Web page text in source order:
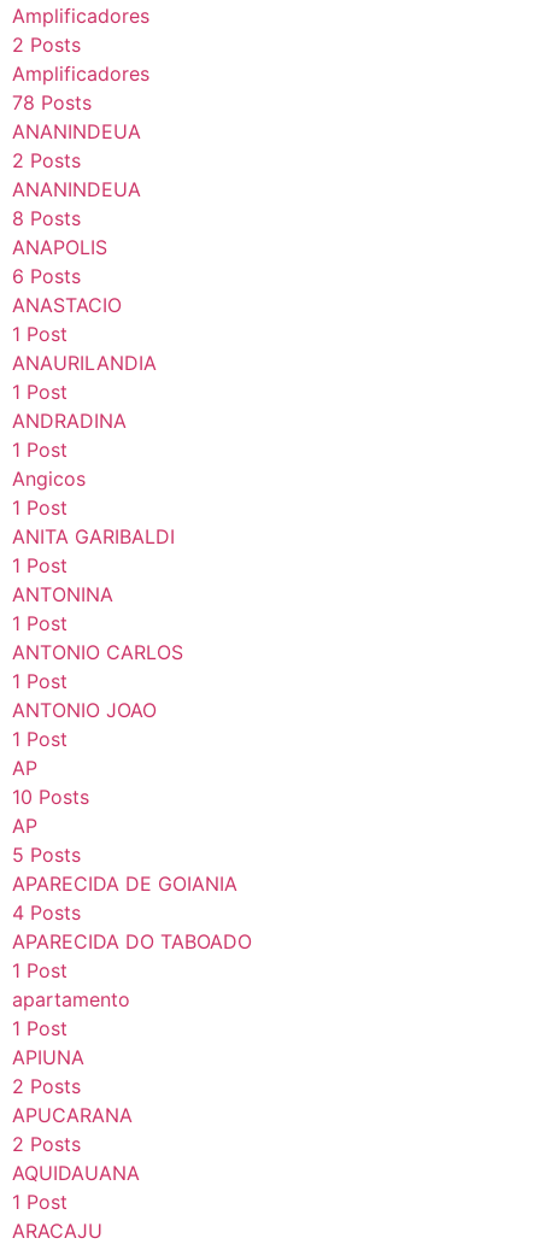
Amplificadores
2 Posts
Amplificadores
78 Posts
ANANINDEUA
2 Posts
ANANINDEUA
8 Posts
ANAPOLIS
6 Posts
ANASTACIO
1 Post
ANAURILANDIA
1 Post
ANDRADINA
1 Post
Angicos
1 Post
ANITA GARIBALDI
1 Post
ANTONINA
1 Post
ANTONIO CARLOS
1 Post
ANTONIO JOAO
1 Post
AP
10 Posts
AP
5 Posts
APARECIDA DE GOIANIA
4 Posts
APARECIDA DO TABOADO
1 Post
apartamento
1 Post
APIUNA
2 Posts
APUCARANA
2 Posts
AQUIDAUANA
1 Post
ARACAJU